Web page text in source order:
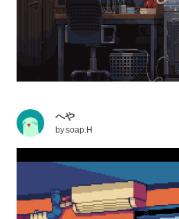
へや
bysoap.H